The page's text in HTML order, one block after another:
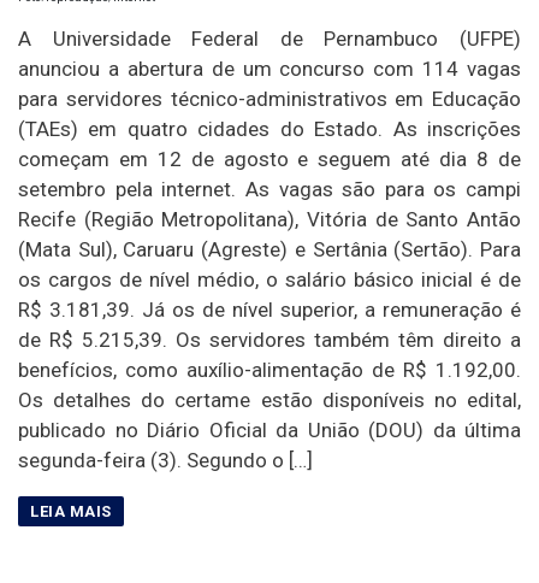
A Universidade Federal de Pernambuco (UFPE)
anunciou a abertura de um concurso com 114 vagas
para servidores técnico-administrativos em Educação
(TAEs) em quatro cidades do Estado. As inscrições
começam em 12 de agosto e seguem até dia 8 de
setembro pela internet. As vagas são para os campi
Recife (Região Metropolitana), Vitória de Santo Antão
(Mata Sul), Caruaru (Agreste) e Sertânia (Sertão). Para
os cargos de nível médio, o salário básico inicial é de
R$ 3.181,39. Já os de nível superior, a remuneração é
de R$ 5.215,39. Os servidores também têm direito a
benefícios, como auxílio-alimentação de R$ 1.192,00.
Os detalhes do certame estão disponíveis no edital,
publicado no Diário Oficial da União (DOU) da última
segunda-feira (3). Segundo o […]